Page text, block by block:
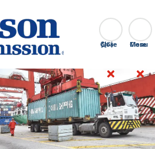
찾다
Close